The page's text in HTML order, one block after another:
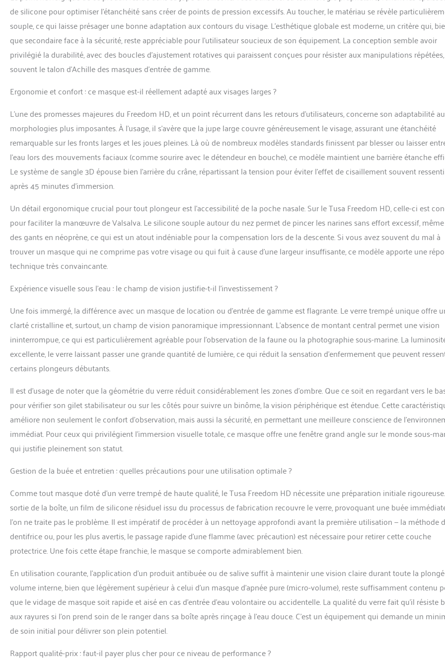
de silicone pour optimiser l’étanchéité sans créer de points de pression excessifs. Au toucher, le matériau se révèle
souple, ce qui laisse présager une bonne adaptation aux contours du visage. L’esthétique globale est moderne, un critère qui,
que secondaire face à la sécurité, reste appréciable pour l’utilisateur soucieux de son équipement. La conception semble avoir
privilégié la durabilité, avec des boucles d’ajustement rotatives qui paraissent conçues pour résister aux manipulations répétées,
souvent le talon d’Achille des masques d’entrée de gamme.
Ergonomie et confort : ce masque est-il réellement adapté aux visages larges ?
L’une des promesses majeures du Freedom HD, et un point récurrent dans les retours d’utilisateurs, concerne son adaptabilité
morphologies plus imposantes. À l’usage, il s’avère que la jupe large couvre généreusement le visage, assurant une étanchéité
remarquable sur les fronts larges et les joues pleines. Là où de nombreux modèles standards finissent par blesser ou laisser
l’eau lors des mouvements faciaux (comme sourire avec le détendeur en bouche), ce modèle maintient une barrière étanche
Le système de sangle 3D épouse bien l’arrière du crâne, répartissant la tension pour éviter l’effet de cisaillement souvent ressenti
après 45 minutes d’immersion.
Un détail ergonomique crucial pour tout plongeur est l’accessibilité de la poche nasale. Sur le Tusa Freedom HD, celle-ci est
pour faciliter la manœuvre de Valsalva. Le silicone souple autour du nez permet de pincer les narines sans effort excessif,
des gants en néoprène, ce qui est un atout indéniable pour la compensation lors de la descente. Si vous avez souvent du mal à
trouver un masque qui ne comprime pas votre visage ou qui fuit à cause d’une largeur insuffisante, ce modèle apporte une
technique très convaincante.
Expérience visuelle sous l’eau : le champ de vision justifie-t-il l’investissement ?
Une fois immergé, la différence avec un masque de location ou d’entrée de gamme est flagrante. Le verre trempé unique offre
clarté cristalline et, surtout, un champ de vision panoramique impressionnant. L’absence de montant central permet une vision
ininterrompue, ce qui est particulièrement agréable pour l’observation de la faune ou la photographie sous-marine. La
excellente, le verre laissant passer une grande quantité de lumière, ce qui réduit la sensation d’enfermement que peuvent
certains plongeurs débutants.
Il est d’usage de noter que la géométrie du verre réduit considérablement les zones d’ombre. Que ce soit en regardant vers le
pour vérifier son gilet stabilisateur ou sur les côtés pour suivre un binôme, la vision périphérique est étendue. Cette
améliore non seulement le confort d’observation, mais aussi la sécurité, en permettant une meilleure conscience de
immédiat. Pour ceux qui privilégient l’immersion visuelle totale, ce masque offre une fenêtre grand angle sur le monde sous-
qui justifie pleinement son statut.
Gestion de la buée et entretien : quelles précautions pour une utilisation optimale ?
Comme tout masque doté d’un verre trempé de haute qualité, le Tusa Freedom HD nécessite une préparation initiale
sortie de la boîte, un film de silicone résiduel issu du processus de fabrication recouvre le verre, provoquant une buée
l’on ne traite pas le problème. Il est impératif de procéder à un nettoyage approfondi avant la première utilisation — la méthode
dentifrice ou, pour les plus avertis, le passage rapide d’une flamme (avec précaution) est nécessaire pour retirer cette couche
protectrice. Une fois cette étape franchie, le masque se comporte admirablement bien.
En utilisation courante, l’application d’un produit antibuée ou de salive suffit à maintenir une vision claire durant toute la
volume interne, bien que légèrement supérieur à celui d’un masque d’apnée pure (micro-volume), reste suffisamment contenu
que le vidage de masque soit rapide et aisé en cas d’entrée d’eau volontaire ou accidentelle. La qualité du verre fait qu’il résiste
aux rayures si l’on prend soin de le ranger dans sa boîte après rinçage à l’eau douce. C’est un équipement qui demande un
de soin initial pour délivrer son plein potentiel.
Rapport qualité-prix : faut-il payer plus cher pour ce niveau de performance ?